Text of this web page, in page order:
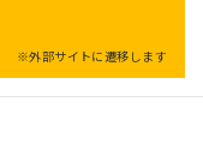
※外部サイトに遷移します